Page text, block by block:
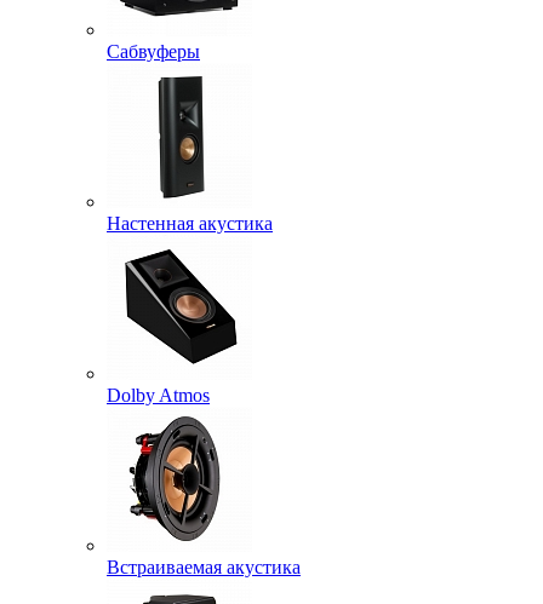
Сабвуферы
Настенная акустика
Dolby Atmos
Встраиваемая акустика